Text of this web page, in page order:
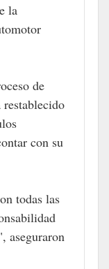
la
de
restablecido
con su
todas las
aseguraron